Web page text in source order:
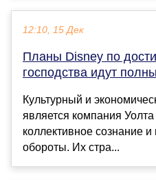
12:10, 15 Дек
Планы Disney по
господства идут
Культурный и
является компания
коллективное сознание
обороты. Их стра...